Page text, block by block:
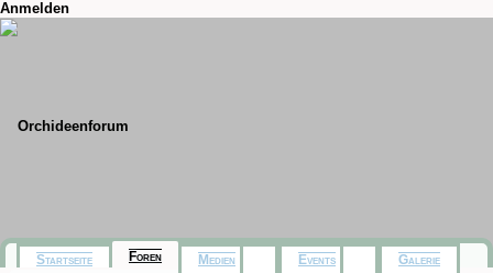
Anmelden
Startseite Foren Medien Events Galerie